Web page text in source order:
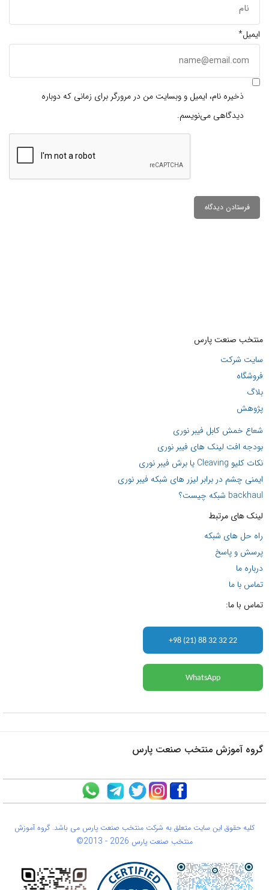
ایمیل*
ذخیره نام، ایمیل و وبسایت من در مرورگر برای زمانی که دوباره
دیدگاهی می‌نویسم.
منتخب صنعت پارس
سایت شرکت
فروشگاه
بلاگ
پژوهش
شعاع خمش کابل فیبر نوری
بودجه افت لینک های فیبر نوری
نکات کلیو Cleaving یا برش فیبر نوری
ایمنی چشم در برابر لیزر های شبکه فیبر نوری
backhaul شبکه چیست؟
لینک های مرتبط
راه حل های شبکه
پرسش و پاسخ
درباره ما
تماس با ما
تماس با ما:
+98 (21) 88 32 32 22
WhatsApp
گروه آموزش منتخب صنعت پارس
کلیه حقوق این سایت متعلق به شرکت منتخب صنعت پارس می باشد. گروه آموزش
منتخب صنعت پارس
©2013 -2026